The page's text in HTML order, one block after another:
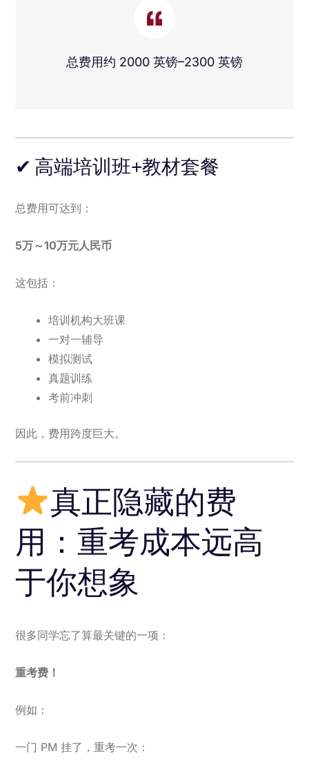
总费用约 2000 英镑–2300 英镑
✔ 高端培训班+教材套餐
总费用可达到：
5万～10万元人民币
这包括：
培训机构大班课
一对一辅导
模拟测试
真题训练
考前冲刺
因此，费用跨度巨大。
真正隐藏的费
用：重考成本远高
于你想象
很多同学忘了算最关键的一项：
重考费！
例如：
一门 PM 挂了，重考一次：